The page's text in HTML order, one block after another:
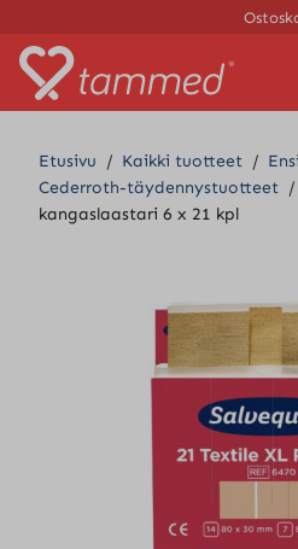
Etusivu / Kaikki tuotteet /
Cederroth-täydennystuotteet /
kangaslaastari 6 x 21 kpl